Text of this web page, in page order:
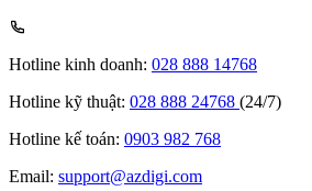
Hotline kinh doanh: 028 888 14768
Hotline kỹ thuật: 028 888 24768 (24/7)
Hotline kế toán: 0903 982 768
Email: support@azdigi.com